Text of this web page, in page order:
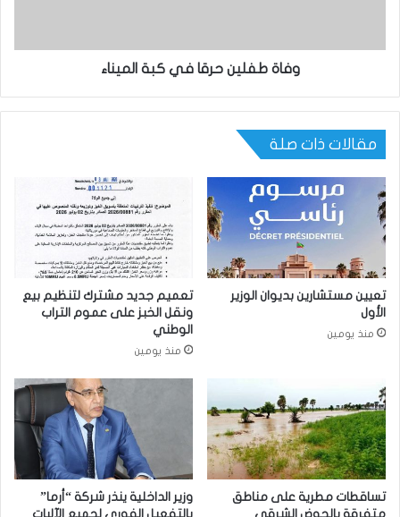
وفاة طفلين حرقا في كبة الميناء
مقالات ذات صلة
تعيين مستشارين بديوان الوزير
الأول
منذ يومين
تعميم جديد مشترك لتنظيم بيع
ونقل الخبز على عموم التراب
الوطني
منذ يومين
تساقطات مطرية على مناطق
متفرقة بالحوض الشرقي
وزير الداخلية ينذر شركة “أرما”
بالتفعيل الفوري لجميع الآليات